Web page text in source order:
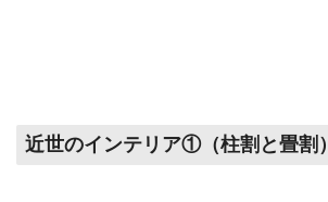
近世のインテリア①（柱割と畳割）